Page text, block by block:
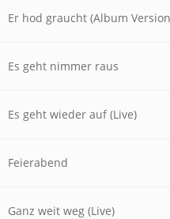
Er hod graucht (Album
Es geht nimmer raus
Es geht wieder auf (Live)
Feierabend
Ganz weit weg (Live)